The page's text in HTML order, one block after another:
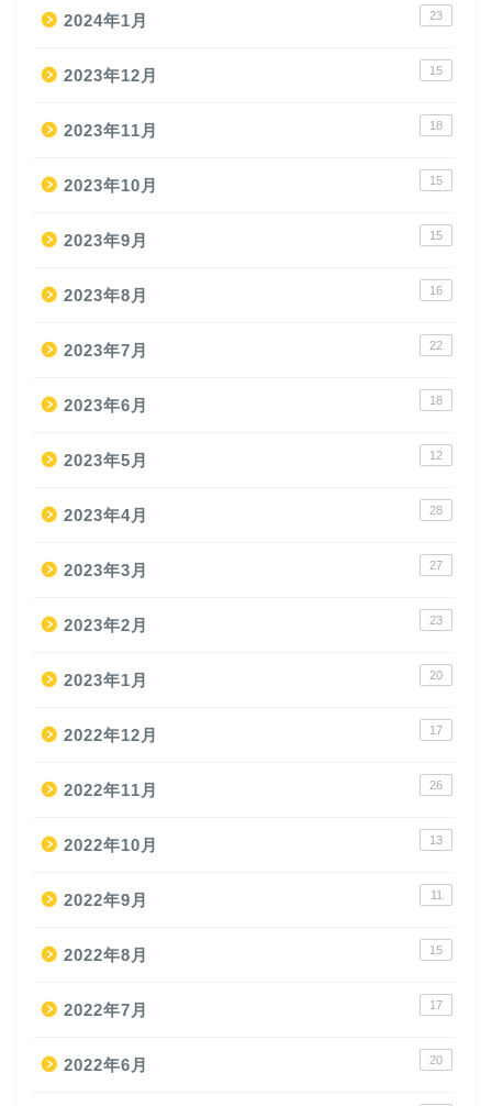
2024年1月 23
2023年12月 15
2023年11月 18
2023年10月 15
2023年9月 15
2023年8月 16
2023年7月 22
2023年6月 18
2023年5月 12
2023年4月 28
2023年3月 27
2023年2月 23
2023年1月 20
2022年12月 17
2022年11月 26
2022年10月 13
2022年9月 11
2022年8月 15
2022年7月 17
2022年6月 20